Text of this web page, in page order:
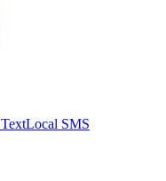
TextLocal SMS